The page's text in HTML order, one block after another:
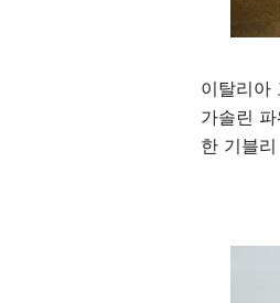
이탈리아
가솔린
한 기블